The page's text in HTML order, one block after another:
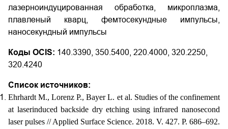
лазерно­индуцированная обработка, микроплазма,
плавленый кварц, фемтосекундные импульсы,
наносекундный импульсы
Коды OCIS: 140.3390, 350.5400, 220.4000, 320.2250,
320.4240
Список источников:
Ehrhardt M., Lorenz P., Bayer L. et al. Studies of the confinement
at laser­induced backside dry etching using infrared nanosecond
laser pulses // Applied Surface Science. 2018. V. 427. P. 686–692.